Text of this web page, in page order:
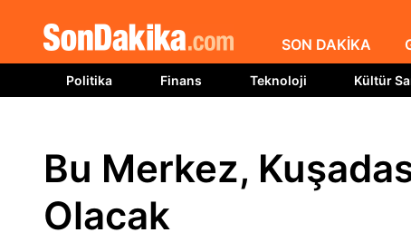
SON DAKİKA
Politika Finans Teknoloji Kültür
Bu Merkez,
Olacak